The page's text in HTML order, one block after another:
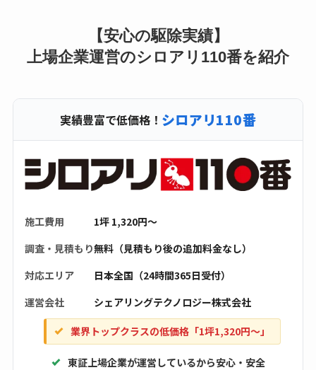
【安心の駆除実績】
上場企業運営のシロアリ110番を紹介
実績豊富で低価格！ シロアリ110番
施工費用
1坪 1,320円〜
調査・見積もり無料（見積もり後の追加料金なし）
対応エリア
日本全国（24時間365日受付）
運営会社
シェアリングテクノロジー株式会社
業界トップクラスの低価格「1坪1,320円〜」
東証上場企業が運営しているから安心・安全